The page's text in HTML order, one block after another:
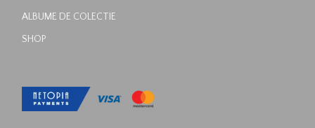
ALBUME DE COLECTIE
SHOP